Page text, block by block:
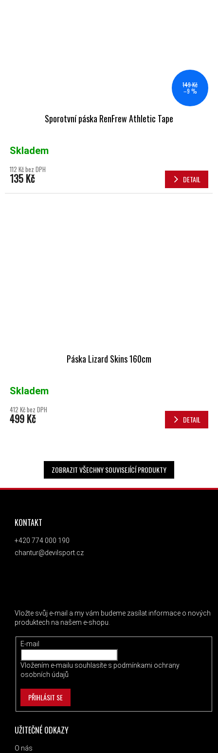
149 Kč
–9 %
Sporotvní páska RenFrew Athletic Tape
Skladem
112 Kč bez DPH
135 Kč DETAIL
Páska Lizard Skins 160cm
Skladem
412 Kč bez DPH
499 Kč DETAIL
ZOBRAZIT VŠECHNY SOUVISEJÍCÍ PRODUKTY
ZÁPATÍ
UŽITEČNÉ ODKAZY
O nás
KONTAKT
+420 774 000 190
chantur@devilsport.cz
Vložte svůj e-mail a my vám budeme zasílat informace o nových
produktech na našem e-shopu.
E-mail
Vložením e-mailu souhlasíte s podmínkami ochrany
osobních údajů
PŘIHLÁSIT SE